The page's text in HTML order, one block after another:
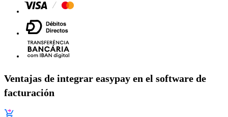
Ventajas de integrar easypay en el software de
facturación